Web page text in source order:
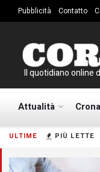
ULTIME PIÙ LETTE
Pubblicità Contatto
Il quotidiano online
Attualità